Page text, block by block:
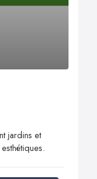
jardins et